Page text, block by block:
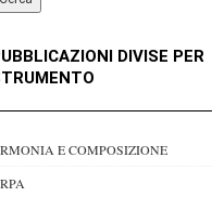
DIVISE PER
E COMPOSIZIONE